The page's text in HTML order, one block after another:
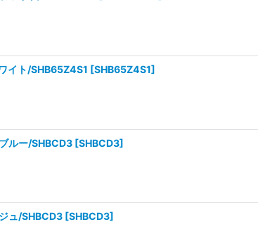
イト/SHB65Z4S1 [SHB65Z4S1]
ルー/SHBCD3 [SHBCD3]
ュ/SHBCD3 [SHBCD3]